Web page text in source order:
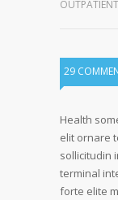
29
Health
elit ornare
sollicitudin
terminal
forte elite